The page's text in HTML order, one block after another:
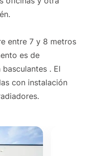
entre 7 y 8 metros
es de
. El
con instalación